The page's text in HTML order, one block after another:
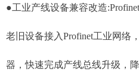
●工业产线设备兼容改造
老旧设备接入Profinet工业网络
器，快速完成产线总线升级，降